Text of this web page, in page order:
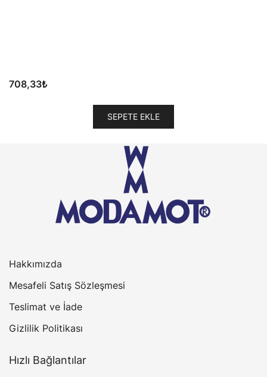
708,33₺
SEPETE EKLE
Hakkımızda
Mesafeli Satış Sözleşmesi
Teslimat ve İade
Gizlilik Politikası
Hızlı Bağlantılar